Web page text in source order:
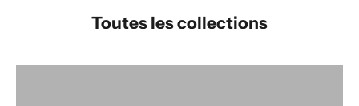
Toutes les collections